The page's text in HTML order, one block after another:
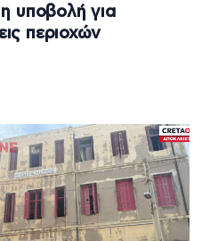
η υποβολή για
περιοχών